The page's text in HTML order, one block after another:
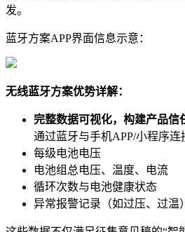
发。
蓝牙方案APP界面信息示意：
无线蓝牙方案优势详解：
完整数据可视化，构建产品信
通过蓝牙与手机APP/小程序连
每级电池电压
电池组总电压、温度、电流
循环次数与电池健康状态
异常报警记录（如过压、过温）